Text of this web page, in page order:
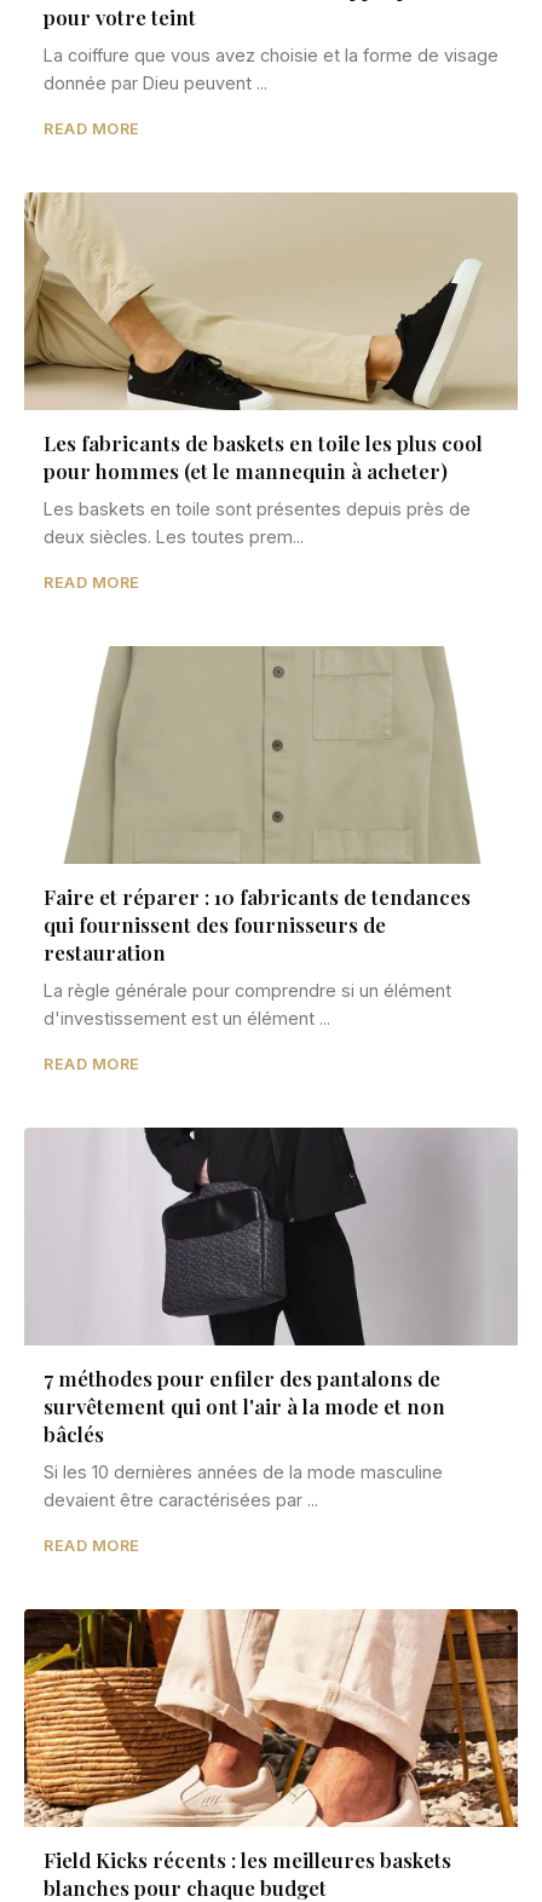
pour votre teint
La coiffure que vous avez choisie et la forme de visage
donnée par Dieu peuvent ...
READ MORE
Les fabricants de baskets en toile les plus cool
pour hommes (et le mannequin à acheter)
Les baskets en toile sont présentes depuis près de
deux siècles. Les toutes prem...
READ MORE
Faire et réparer : 10 fabricants de tendances
qui fournissent des fournisseurs de
restauration
La règle générale pour comprendre si un élément
d'investissement est un élément ...
READ MORE
7 méthodes pour enfiler des pantalons de
survêtement qui ont l'air à la mode et non
bâclés
Si les 10 dernières années de la mode masculine
devaient être caractérisées par ...
READ MORE
Field Kicks récents : les meilleures baskets
blanches pour chaque budget